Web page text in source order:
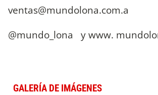
ventas@mundolona.com.a
@mundo_lona y www.
GALERÍA DE IMÁGENES